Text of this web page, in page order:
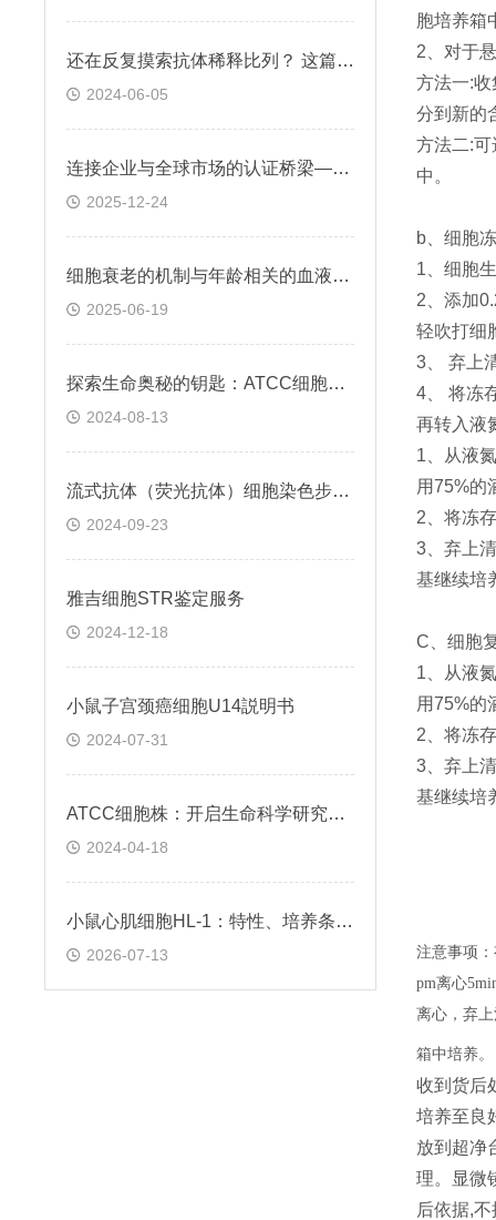
还在反复摸索抗体稀释比列？ 这篇IHC秘籍快来收好！
2024-06-05
连接企业与全球市场的认证桥梁——ATCC细胞
2025-12-24
细胞衰老的机制与年龄相关的血液凝固有关
2025-06-19
探索生命奥秘的钥匙：ATCC细胞株的科学之旅
2024-08-13
流式抗体（荧光抗体）细胞染色步骤与注意事项
2024-09-23
雅吉细胞STR鉴定服务
2024-12-18
小鼠子宫颈癌细胞U14説明书
2024-07-31
ATCC细胞株：开启生命科学研究的钥匙
2024-04-18
小鼠心肌细胞HL-1：特性、培养条件与科研应用场景解析
2026-07-13
胞培养箱
2、对于
方法一:
分到新的
方法二:
中。
b、细胞
1、细胞
2、添加
轻吹打细
3、 弃上
4、 将冻
再转入液
1、从液
用75%的
2、将冻
3、弃上
基继续培
C、细胞
1、从液
用75%的
2、将冻
3、弃上
基继续培
注意事项
pm离心
离心，弃
箱中培养。
收到货后
培养至良
放到超净
理。显微
后依据,